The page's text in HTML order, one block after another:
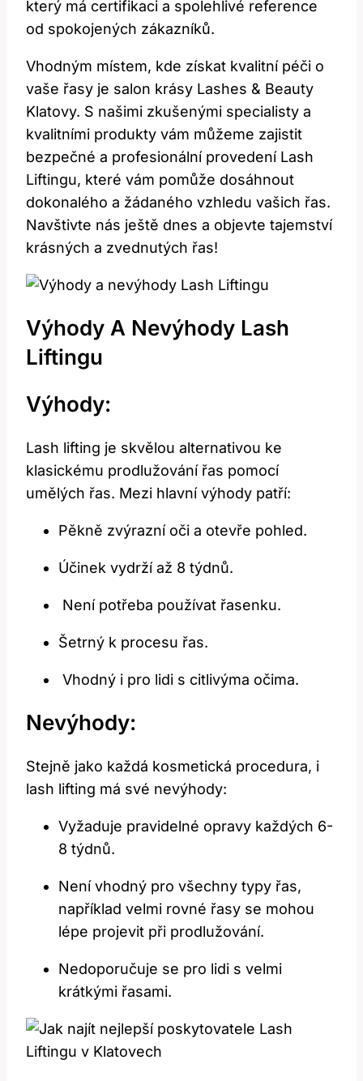
který má ​certifikaci a⁢ spolehlivé reference
od ​spokojených zákazníků.
Vhodným místem, kde získat kvalitní péči o
vaše řasy je salon​ krásy Lashes & Beauty
Klatovy. S našimi zkušenými specialisty a
kvalitními produkty vám můžeme zajistit
bezpečné a profesionální provedení Lash
Liftingu,⁤ které⁣ vám ‌pomůže dosáhnout⁤
dokonalého a ⁤žádaného vzhledu⁢ vašich řas.
Navštivte nás ještě dnes a objevte tajemství
krásných a zvednutých​ řas!
Výhody A Nevýhody Lash⁤
Liftingu
Výhody:
Lash lifting⁤ je skvělou alternativou ke
klasickému prodlužování ‍řas​ pomocí
umělých řas. Mezi hlavní výhody patří:
⁣Pěkně⁢ zvýrazní⁢ oči a otevře pohled.
Účinek vydrží​ až ⁢8⁤ týdnů.
⁢ Není potřeba používat řasenku.
Šetrný k procesu‍ řas.
⁤ Vhodný i pro lidi s⁣ citlivýma očima.
Nevýhody:
Stejně jako každá ⁣kosmetická⁣ procedura,⁢ i ​
lash lifting má‍ své nevýhody:
Vyžaduje pravidelné ‌opravy každých 6-
8 týdnů.
Není​ vhodný pro všechny typy řas,‌
například velmi ​rovné řasy se mohou
lépe projevit ‍při prodlužování.
Nedoporučuje se pro lidi s velmi‍
krátkými řasami.